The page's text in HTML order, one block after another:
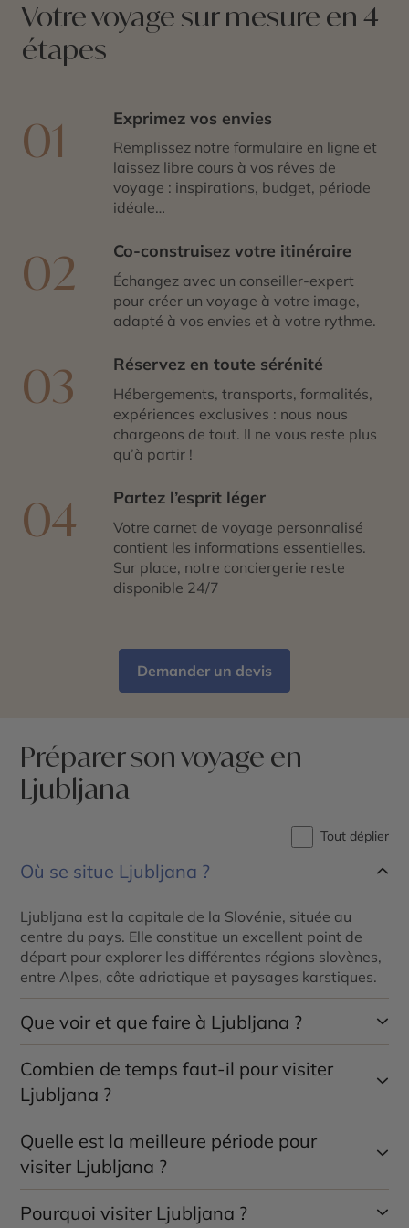
d’une capitale où l’on prend le temps de vivre.
Votre voyage sur mesure en 4
étapes
01 Exprimez vos envies
Remplissez notre formulaire en ligne et
laissez libre cours à vos rêves de
voyage : inspirations, budget, période
idéale…
02 Co-construisez votre itinéraire
Échangez avec un conseiller-expert
pour créer un voyage à votre image,
adapté à vos envies et à votre rythme.
03 Réservez en toute sérénité
Hébergements, transports, formalités,
expériences exclusives : nous nous
chargeons de tout. Il ne vous reste plus
qu’à partir !
04 Partez l’esprit léger
Votre carnet de voyage personnalisé
contient les informations essentielles.
Sur place, notre conciergerie reste
disponible 24/7
Demander un devis
Préparer son voyage en
Ljubljana
Tout déplier
Où se situe Ljubljana ?
Ljubljana est la capitale de la Slovénie, située au
centre du pays. Elle constitue un excellent point de
départ pour explorer les différentes régions slovènes,
entre Alpes, côte adriatique et paysages karstiques.
Que voir et que faire à Ljubljana ?
Ljubljana séduit par son centre historique, son
château dominant la ville, ses ponts emblématiques
comme le Triple Pont et ses quais animés le long de la
également à son ambiance conviviale.
Combien de temps faut-il pour visiter
Ljubljana ?
Deux jours suffisent pour découvrir les principaux
sites de Ljubljana et profiter de son atmosphère. Un
séjour plus long permet d’explorer les environs,
Quelle est la meilleure période pour
visiter Ljubljana ?
La meilleure période s’étend de mai à septembre,
Pourquoi visiter Ljubljana ?